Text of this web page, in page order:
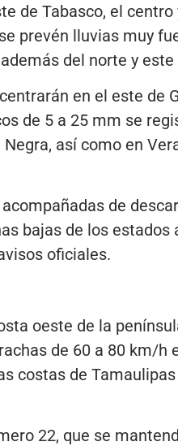
de Tabasco, el
prevén lluvias muy
del norte y este
en el este de
de 5 a 25 mm se
así como en
de
bajas de los estados
oficiales.
oeste de la
de 60 a 80 km/h
costas de
22, que se